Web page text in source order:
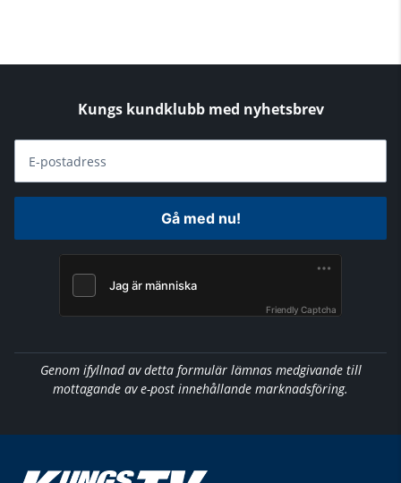
Kungs kundklubb med nyhetsbrev
E-postadress
Gå med nu!
Friendly Captcha
Genom ifyllnad av detta formulär lämnas medgivande till
mottagande av e-post innehållande marknadsföring.